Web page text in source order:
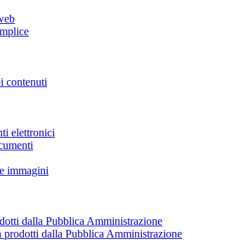
contenuti
elettronici
immagini
dalla Pubblica Amministrazione
dalla Pubblica Amministrazione